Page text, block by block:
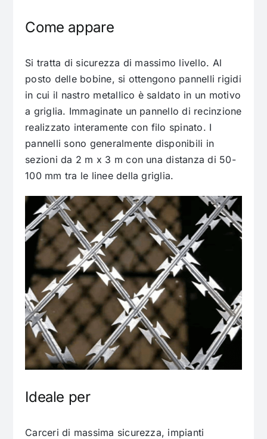
Come appare
Si tratta di sicurezza di massimo livello. Al
posto delle bobine, si ottengono pannelli rigidi
in cui il nastro metallico è saldato in un motivo
a griglia. Immaginate un pannello di recinzione
realizzato interamente con filo spinato. I
pannelli sono generalmente disponibili in
sezioni da 2 m x 3 m con una distanza di 50-
100 mm tra le linee della griglia.
Ideale per
Carceri di massima sicurezza, impianti